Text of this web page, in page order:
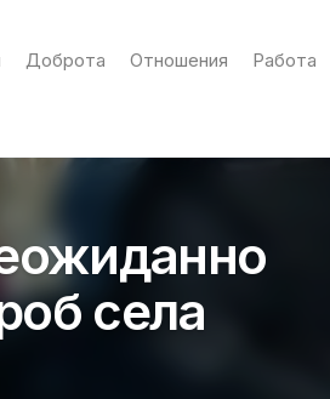
Доброта Отношения Работа
села